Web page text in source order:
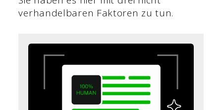
verhandelbaren Faktoren zu tun.